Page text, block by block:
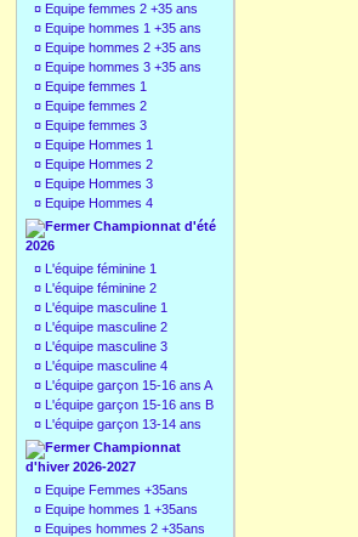
¤ Equipe femmes 2 +35 ans
¤ Equipe hommes 1 +35 ans
¤ Equipe hommes 2 +35 ans
¤ Equipe hommes 3 +35 ans
¤ Equipe femmes 1
¤ Equipe femmes 2
¤ Equipe femmes 3
¤ Equipe Hommes 1
¤ Equipe Hommes 2
¤ Equipe Hommes 3
¤ Equipe Hommes 4
Championnat d'été
2026
¤ L'équipe féminine 1
¤ L'équipe féminine 2
¤ L'équipe masculine 1
¤ L'équipe masculine 2
¤ L'équipe masculine 3
¤ L'équipe masculine 4
¤ L'équipe garçon 15-16 ans A
¤ L'équipe garçon 15-16 ans B
¤ L'équipe garçon 13-14 ans
Championnat
d'hiver 2026-2027
¤ Equipe Femmes +35ans
¤ Equipe hommes 1 +35ans
¤ Equipes hommes 2 +35ans